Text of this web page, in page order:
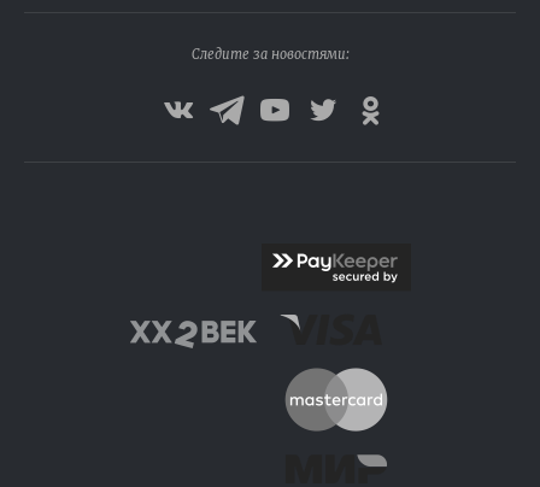
Следите за новостями: